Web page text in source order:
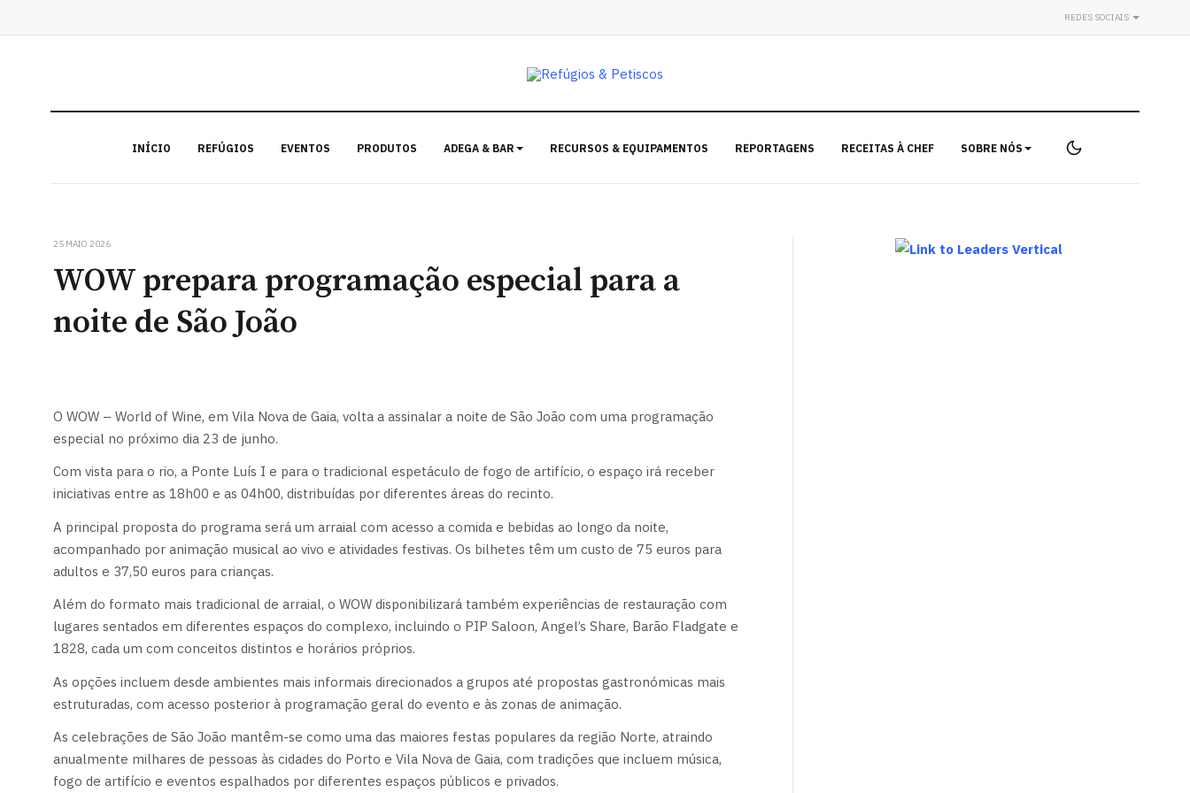
REDES SOCIAIS
INÍCIO REFÚGIOS EVENTOS PRODUTOS ADEGA & BAR RECURSOS & EQUIPAMENTOS REPORTAGENS RECEITAS À CHEF SOBRE NÓS
25 MAIO 2026
WOW prepara programação especial para a
noite de São João
O WOW – World of Wine, em Vila Nova de Gaia, volta a assinalar a noite de São João com uma programação
especial no próximo dia 23 de junho.
Com vista para o rio, a Ponte Luís I e para o tradicional espetáculo de fogo de artifício, o espaço irá receber
iniciativas entre as 18h00 e as 04h00, distribuídas por diferentes áreas do recinto.
A principal proposta do programa será um arraial com acesso a comida e bebidas ao longo da noite,
acompanhado por animação musical ao vivo e atividades festivas. Os bilhetes têm um custo de 75 euros para
adultos e 37,50 euros para crianças.
Além do formato mais tradicional de arraial, o WOW disponibilizará também experiências de restauração com
lugares sentados em diferentes espaços do complexo, incluindo o PIP Saloon, Angel’s Share, Barão Fladgate e
1828, cada um com conceitos distintos e horários próprios.
As opções incluem desde ambientes mais informais direcionados a grupos até propostas gastronómicas mais
estruturadas, com acesso posterior à programação geral do evento e às zonas de animação.
As celebrações de São João mantêm-se como uma das maiores festas populares da região Norte, atraindo
anualmente milhares de pessoas às cidades do Porto e Vila Nova de Gaia, com tradições que incluem música,
fogo de artifício e eventos espalhados por diferentes espaços públicos e privados.